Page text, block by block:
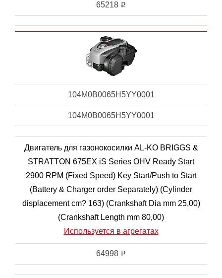
65218 i
104M0B0065H5YY0001
104M0B0065H5YY0001
Двигатель для газонокосилки AL-KO BRIGGS &
STRATTON 675EX iS Series OHV Ready Start
2900 RPM (Fixed Speed) Key Start/Push to Start
(Battery & Charger order Separately) (Cylinder
displacement cm? 163) (Crankshaft Dia mm 25,00)
(Crankshaft Length mm 80,00)
Используется в агрегатах
64998 i